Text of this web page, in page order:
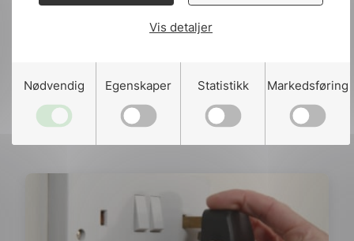
Vis detaljer
Nødvendig Egenskaper Statistikk Markedsføring
påLinkedIn
påFacebook
påMail
Relaterte artikler Se alle nyheter